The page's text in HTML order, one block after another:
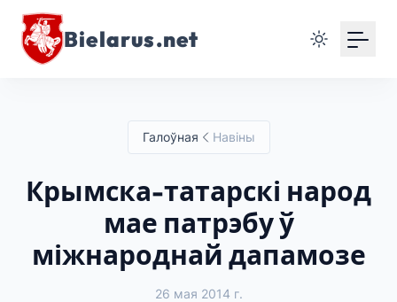
Bielarus.net
Галоўная Навіны
Крымска-татарскі народ
мае патрэбу ў
міжнароднай дапамозе
26 мая 2014 г.